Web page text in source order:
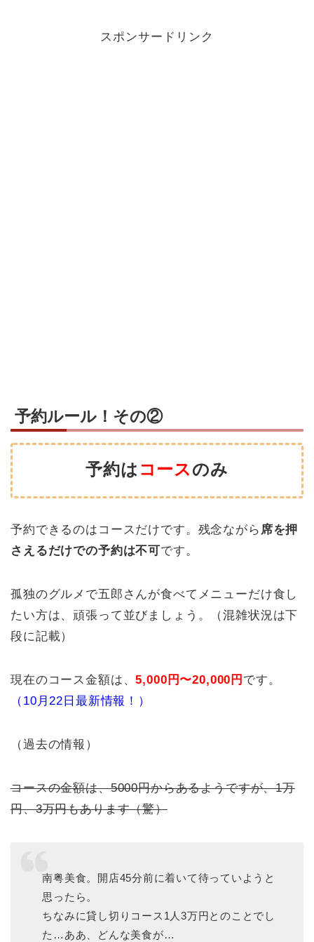
スポンサードリンク
予約ルール！その②
予約は コースのみ
予約できるのはコースだけです。残念ながら 席を押
さえるだけでの予約は不可です。
孤独のグルメで五郎さんが食べてメニューだけ食し
たい方は、頑張って並びましょう。（混雑状況は下
段に記載）
現在のコース金額は、5,000円〜20,000円 です。
（10月22日最新情報！）
（過去の情報）
コースの金額は、5000円からあるようですが、1万
円、3万円もあります（驚）
南粤美食。開店45分前に着いて待っていようと
思ったら。
ちなみに貸し切りコース1人3万円とのことでし
た…ああ、どんな美食が…